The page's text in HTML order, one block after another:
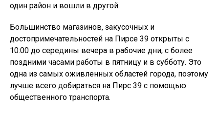
один район и вошли в другой.
Большинство магазинов, закусочных и
достопримечательностей на Пирсе 39 открыты с
10:00 до середины вечера в рабочие дни, с более
поздними часами работы в пятницу и в субботу. Это
одна из самых оживленных областей города, поэтому
лучше всего добираться на Пирс 39 с помощью
общественного транспорта.